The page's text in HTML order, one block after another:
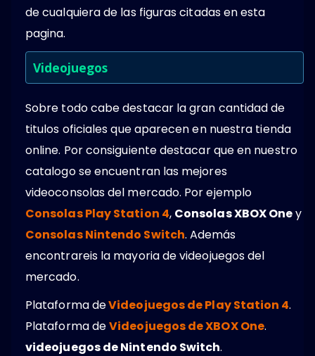
de cualquiera de las figuras citadas en esta
pagina.
Videojuegos
Sobre todo cabe destacar la gran cantidad de
titulos oficiales que aparecen en nuestra tienda
online. Por consiguiente destacar que en nuestro
catalogo se encuentran las mejores
videoconsolas del mercado. Por ejemplo
Consolas Play Station 4, Consolas XBOX Oney
Consolas Nintendo Switch. Además
encontrareis la mayoria de videojuegos del
mercado.
Plataforma deVideojuegos de Play Station 4.
Plataforma deVideojuegos de XBOX One.
videojuegos de Nintendo Switch.